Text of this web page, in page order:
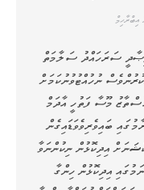
އިބްރާހިމް
ސަރަހައްދު ސަލާމަތް
ނުހުއްޓުވުނުކަމަށް
މޫސާ ފަތުހީ އާދަމް
ބައިވެރިވެވަޑައިގެން
އިދިކޮޅުން ނިކުންނަވާ
އިދިކޮޅުން ހިންގާ